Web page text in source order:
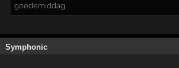
goedemiddag
Symphonic